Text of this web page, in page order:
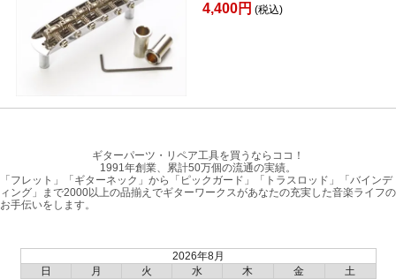
4,400円 (税込)
ギターパーツ・リペア工具を買うならココ！
1991年創業、累計50万個の流通の実績。
「フレット」「ギターネック」から「ピックガード」「トラスロッド」「バインデ
ィング」まで2000以上の品揃えでギターワークスがあなたの充実した音楽ライフの
お手伝いをします。
2026年8月
日
月 火 水 木 金
土